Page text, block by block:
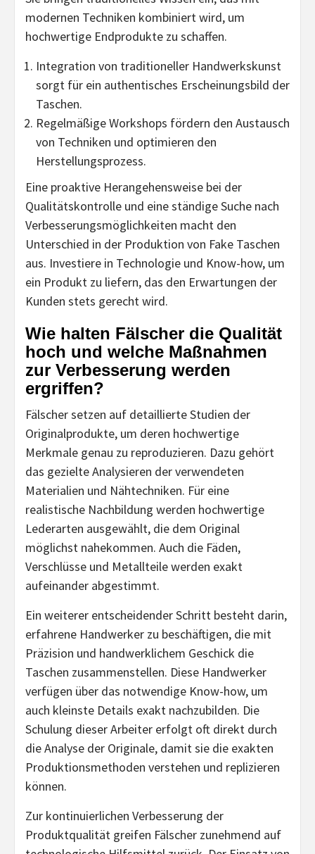
modernen Techniken kombiniert wird, um
hochwertige Endprodukte zu schaffen.
Integration von traditioneller Handwerkskunst
sorgt für ein authentisches Erscheinungsbild der
Taschen.
Regelmäßige Workshops fördern den Austausch
von Techniken und optimieren den
Herstellungsprozess.
Eine proaktive Herangehensweise bei der
Qualitätskontrolle und eine ständige Suche nach
Verbesserungsmöglichkeiten macht den
Unterschied in der Produktion von Fake Taschen
aus. Investiere in Technologie und Know-how, um
ein Produkt zu liefern, das den Erwartungen der
Kunden stets gerecht wird.
Wie halten Fälscher die Qualität
hoch und welche Maßnahmen
zur Verbesserung werden
ergriffen?
Fälscher setzen auf detaillierte Studien der
Originalprodukte, um deren hochwertige
Merkmale genau zu reproduzieren. Dazu gehört
das gezielte Analysieren der verwendeten
Materialien und Nähtechniken. Für eine
realistische Nachbildung werden hochwertige
Lederarten ausgewählt, die dem Original
möglichst nahekommen. Auch die Fäden,
Verschlüsse und Metallteile werden exakt
aufeinander abgestimmt.
Ein weiterer entscheidender Schritt besteht darin,
erfahrene Handwerker zu beschäftigen, die mit
Präzision und handwerklichem Geschick die
Taschen zusammenstellen. Diese Handwerker
verfügen über das notwendige Know-how, um
auch kleinste Details exakt nachzubilden. Die
Schulung dieser Arbeiter erfolgt oft direkt durch
die Analyse der Originale, damit sie die exakten
Produktionsmethoden verstehen und replizieren
können.
Zur kontinuierlichen Verbesserung der
Produktqualität greifen Fälscher zunehmend auf